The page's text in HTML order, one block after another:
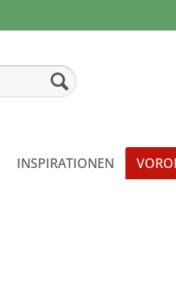
INSPIRATIONEN